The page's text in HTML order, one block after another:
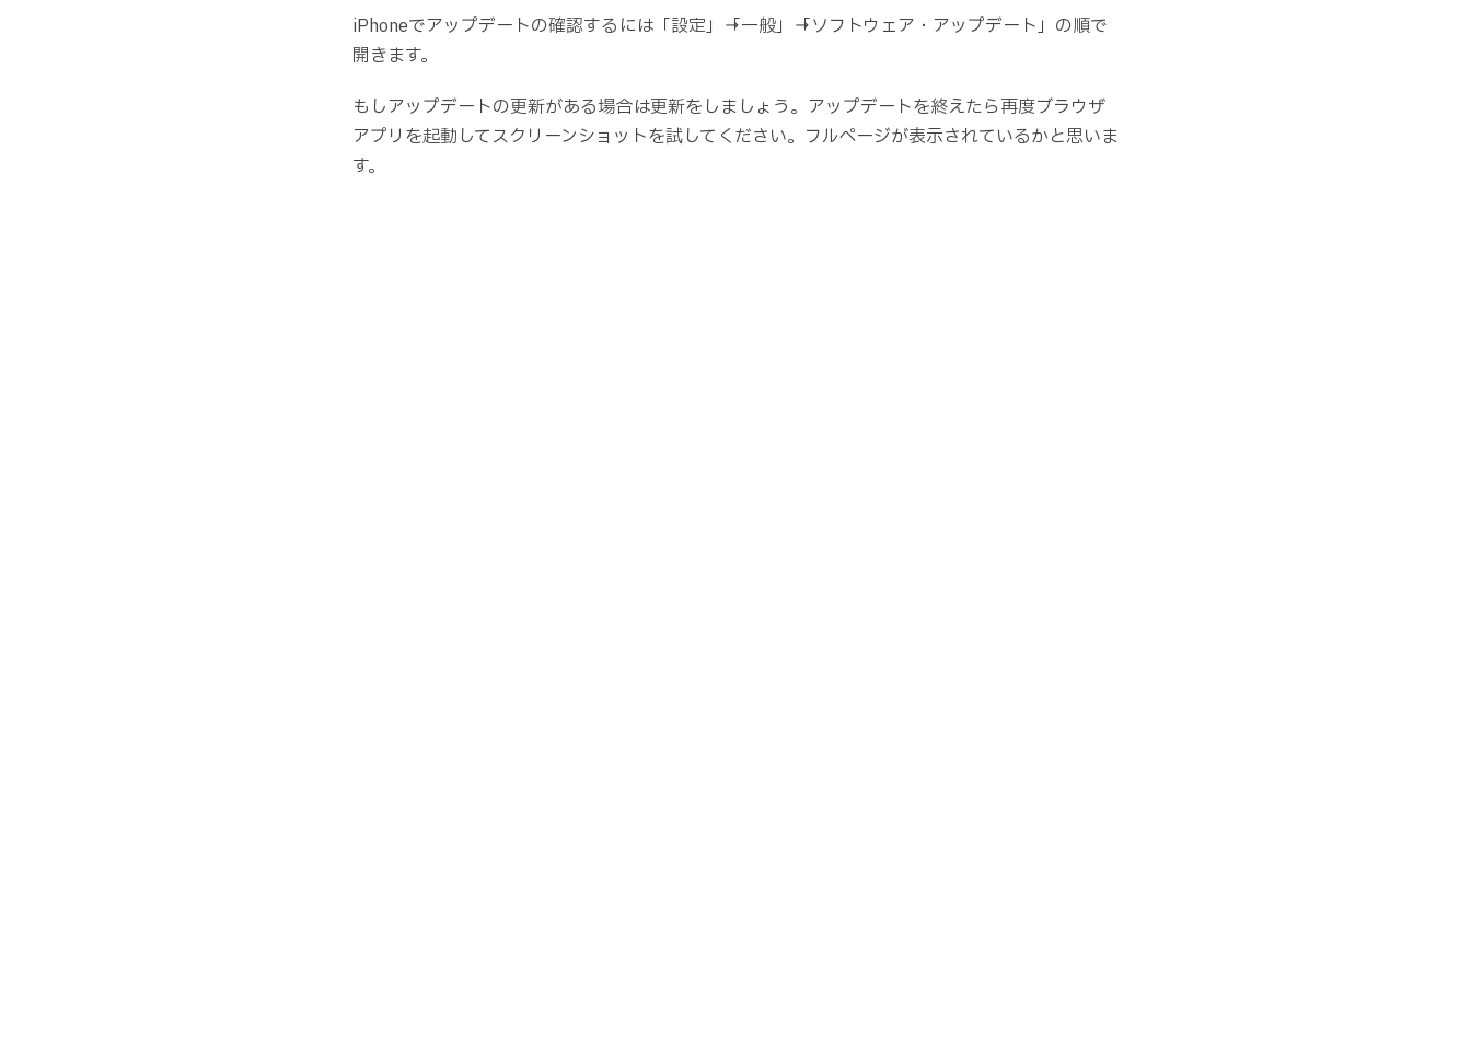
iPhoneでアップデートの確認するには「設定」→「一般」→「ソフトウェア・アップデート」の順で
開きます。
もしアップデートの更新がある場合は更新をしましょう。アップデートを終えたら再度ブラウザ
アプリを起動してスクリーンショットを試してください。フルページが表示されているかと思いま
す。